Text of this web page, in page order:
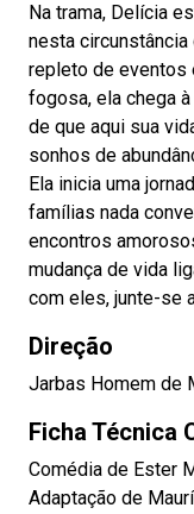
Na trama, Delícia
nesta
repleto de eventos
fogosa, ela chega
de que aqui sua
sonhos de
Ela inicia uma
famílias nada
encontros
mudança de vida
com eles, junte-se
Direção
Jarbas Homem de
Ficha Técnica
Comédia de Ester
Adaptação de